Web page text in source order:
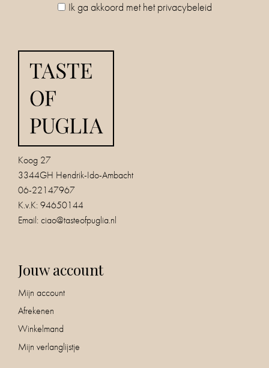
Ik ga akkoord met het privacybeleid
Koog 27
3344GH Hendrik-Ido-Ambacht
06-22147967
K.v.K: 94650144
Email: ciao@tasteofpuglia.nl
Jouw account
Mijn account
Afrekenen
Winkelmand
Mijn verlanglijstje